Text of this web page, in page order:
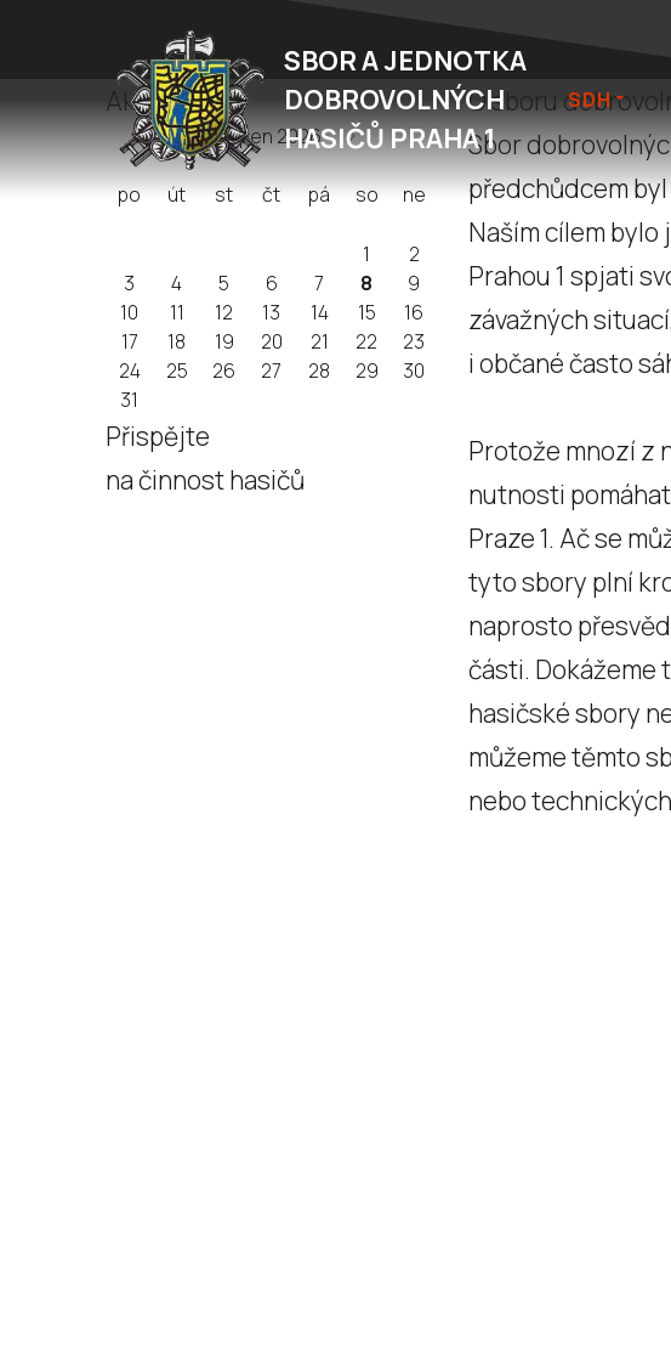
SBOR A JEDNOTKA
DOBROVOLNÝCH
HASIČŮ PRAHA 1
SDH
Akce
srpen 2026
po út st čt pá so ne
1
2
3
4 5 6 7 8
9
10
11 12 13 14 15
16
17
18 19 20 21 22
23
24
25 26 27 28 29
30
31
Přispějte
na činnost hasičů
O sboru
Sbor
předchůdcem
Naším cílem bylo
Prahou 1 spjati
závažných
i občané často
Protože mnozí z
nutnosti
Praze 1. Ač se
tyto sbory plní
naprosto
části. Dokážeme
hasičské sbory
můžeme těmto
nebo